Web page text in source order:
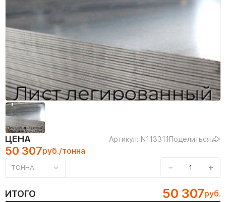
ЦЕНА Артикул: N113311Поделиться
50 307руб./тонна
ТОННА − +
ИТОГО 50 307руб.